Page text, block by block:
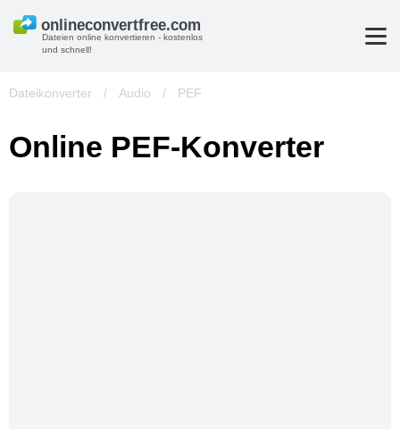
Dateien online konvertieren - kostenlos
und schnell!
Dateikonverter / Audio / PEF
Online PEF-Konverter